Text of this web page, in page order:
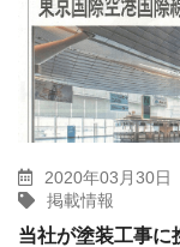
2020年03月30日
掲載情報
当社が塗装工事に